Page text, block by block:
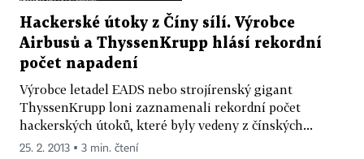
Hackerské útoky z Číny sílí. Výrobce
Airbusů a ThyssenKrupp hlásí rekordní
počet napadení
Výrobce letadel EADS nebo strojírenský gigant
ThyssenKrupp loni zaznamenali rekordní počet
hackerských útoků, které byly vedeny z čínských...
25. 2. 2013 ▪ 3 min. čtení